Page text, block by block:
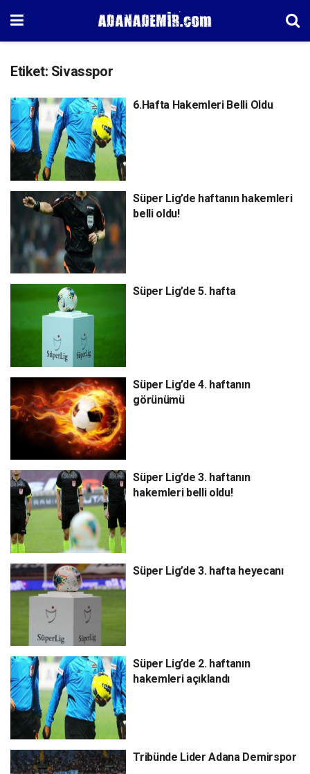
Etiket: Sivasspor
6.Hafta Hakemleri Belli Oldu
Süper Lig’de haftanın hakemleri
belli oldu!
Süper Lig’de 5. hafta
Süper Lig’de 4. haftanın
görünümü
Süper Lig’de 3. haftanın
hakemleri belli oldu!
Süper Lig’de 3. hafta heyecanı
Süper Lig’de 2. haftanın
hakemleri açıklandı
Tribünde Lider Adana Demirspor